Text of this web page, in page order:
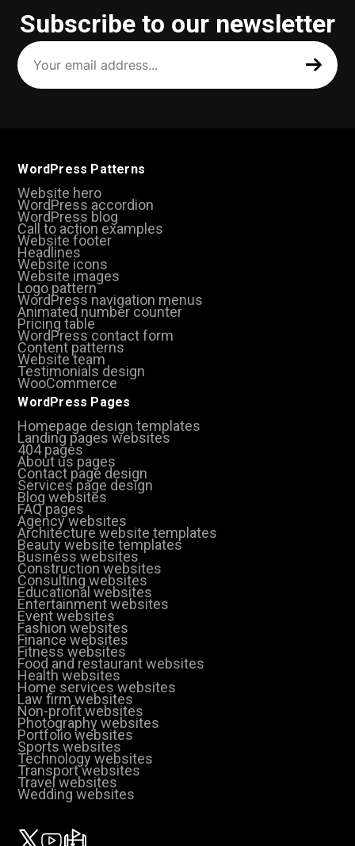
Subscribe to our newsletter
Your
email
address
(Required)
WordPress Patterns
Website hero
WordPress accordion
WordPress blog
Call to action examples
Website footer
Headlines
Website icons
Website images
Logo pattern
WordPress navigation menus
Animated number counter
Pricing table
WordPress contact form
Content patterns
Website team
Testimonials design
WooCommerce
WordPress Pages
Homepage design templates
Landing pages websites
404 pages
About us pages
Contact page design
Services page design
Blog websites
FAQ pages
Agency websites
Architecture website templates
Beauty website templates
Business websites
Construction websites
Consulting websites
Educational websites
Entertainment websites
Event websites
Fashion websites
Finance websites
Fitness websites
Food and restaurant websites
Health websites
Home services websites
Law firm websites
Non-profit websites
Photography websites
Portfolio websites
Sports websites
Technology websites
Transport websites
Travel websites
Wedding websites